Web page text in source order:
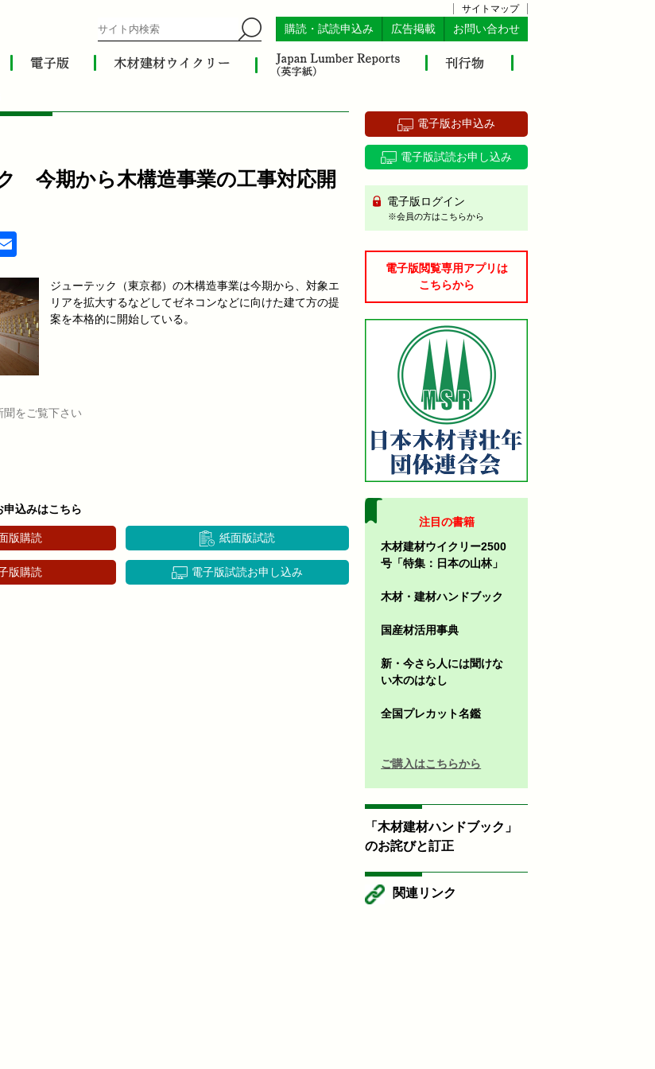
サイトマップ
購読・試読申込み 広告掲載 お問い合わせ
今期から木構造事業の工事対応開
ジューテック（東京都）の木構造事業は今期から、対象エ
リアを拡大するなどしてゼネコンなどに向けた建て方の提
案を本格的に開始している。
をご覧下さい
込みはこちら
版購読 紙面版試読
版購読 電子版試読お申し込み
電子版お申込み
電子版試読お申し込み
電子版ログイン
※会員の方はこちらから
電子版閲覧専用アプリは
こちらから
注目の書籍
木材建材ウイクリー2500
号「特集：日本の山林」
木材・建材ハンドブック
国産材活用事典
新・今さら人には聞けな
い木のはなし
全国プレカット名鑑
ご購入はこちらから
「木材建材ハンドブック」
のお詫びと訂正
関連リンク